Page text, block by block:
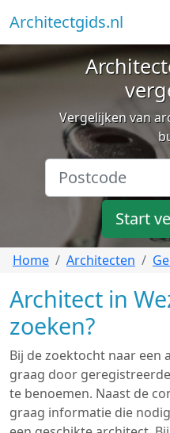
Architectgids.nl
Vergelijken van
Start
Home Architecten
Architect in
zoeken?
Bij de zoektocht naar een
graag door
te benoemen. Naast de
graag informatie die